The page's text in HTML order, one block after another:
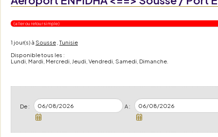
( aller ou retour simple )
1 jour(s) à Sousse ,Tunisie
Disponible tous les :
Lundi, Mardi, Mercredi, Jeudi, Vendredi, Samedi, Dimanche.
De : A :